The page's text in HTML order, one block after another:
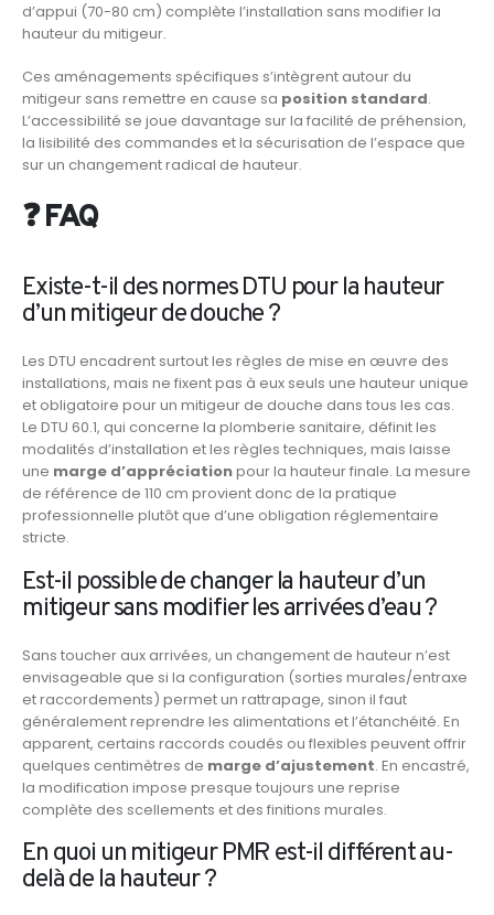
d’appui (70-80 cm) complète l’installation sans modifier la
hauteur du mitigeur.
Ces aménagements spécifiques s’intègrent autour du
mitigeur sans remettre en cause sa position standard.
L’accessibilité se joue davantage sur la facilité de préhension,
la lisibilité des commandes et la sécurisation de l’espace que
sur un changement radical de hauteur.
❓ FAQ
Existe-t-il des normes DTU pour la hauteur
d’un mitigeur de douche ?
Les DTU encadrent surtout les règles de mise en œuvre des
installations, mais ne fixent pas à eux seuls une hauteur unique
et obligatoire pour un mitigeur de douche dans tous les cas.
Le DTU 60.1, qui concerne la plomberie sanitaire, définit les
modalités d’installation et les règles techniques, mais laisse
une marge d’appréciationpour la hauteur finale. La mesure
de référence de 110 cm provient donc de la pratique
professionnelle plutôt que d’une obligation réglementaire
stricte.
Est-il possible de changer la hauteur d’un
mitigeur sans modifier les arrivées d’eau ?
Sans toucher aux arrivées, un changement de hauteur n’est
envisageable que si la configuration (sorties murales/entraxe
et raccordements) permet un rattrapage, sinon il faut
généralement reprendre les alimentations et l’étanchéité. En
apparent, certains raccords coudés ou flexibles peuvent offrir
quelques centimètres de marge d’ajustement. En encastré,
la modification impose presque toujours une reprise
complète des scellements et des finitions murales.
En quoi un mitigeur PMR est-il différent au-
delà de la hauteur ?